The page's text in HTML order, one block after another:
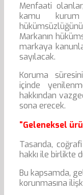
Menfaati
kamu
Markanın
markaya
sayılacak.
Koruma
içinde
hakkından
sona erecek.
“Geleneksel
Tasarıda,
hakkı ile birlikte
Bu kapsamda,
korunmasına